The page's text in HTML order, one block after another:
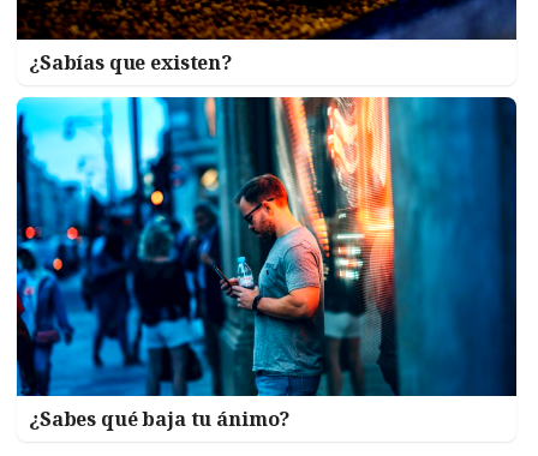
¿Sabías que existen?
¿Sabes qué baja tu ánimo?